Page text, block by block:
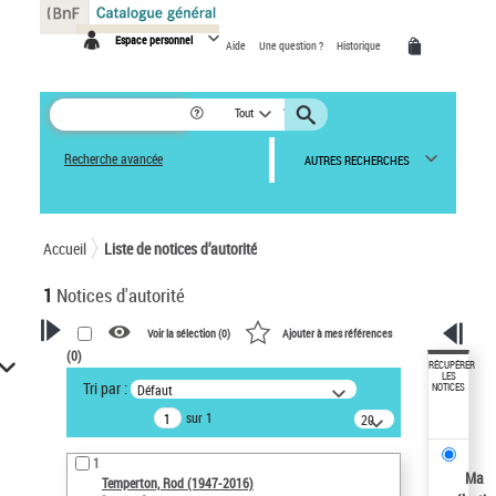
Espace personnel Aide Une question ? Historique
Tout
Recherche avancée AUTRES RECHERCHES
Accueil Liste de notices d’autorité
1 Notices d'autorité
VOTRE RECHERCHE
Recherche avancée dans les
notices d’autorité
Œuvres liées à l'auteur :
Temperton, Rod (1947-2016)
Voir la sélection (0) Ajouter à mes références
(0)
Tri par : Défaut
sur 1
20
résultats/page
1
Temperton, Rod (1947-2016)
RÉCUPÉRER
LES
NOTICES
Ma
Panneau de gestion des cookies